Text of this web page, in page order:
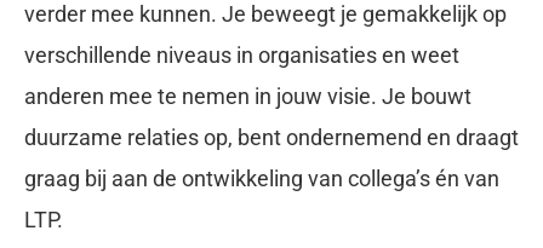
verder mee kunnen. Je beweegt je gemakkelijk op
verschillende niveaus in organisaties en weet
anderen mee te nemen in jouw visie. Je bouwt
duurzame relaties op, bent ondernemend en draagt
graag bij aan de ontwikkeling van collega’s én van
LTP.